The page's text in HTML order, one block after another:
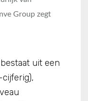
Group zegt
uit een
cijferig),